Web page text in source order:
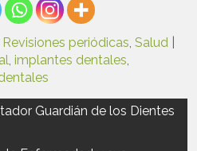
Revisiones periódicas,Salud
,implantes dentales,
Guardián de los Dientes